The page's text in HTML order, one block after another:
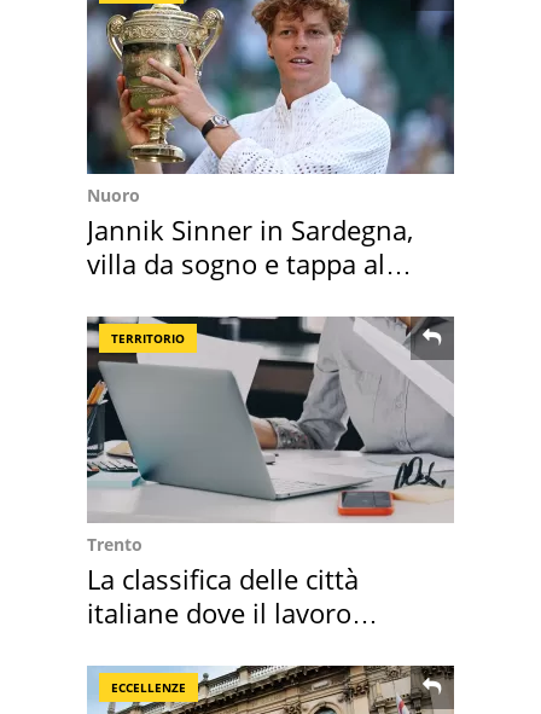
Nuoro
Jannik Sinner in Sardegna,
villa da sogno e tappa al
TERRITORIO
Trento
La classifica delle città
italiane dove il lavoro
ECCELLENZE